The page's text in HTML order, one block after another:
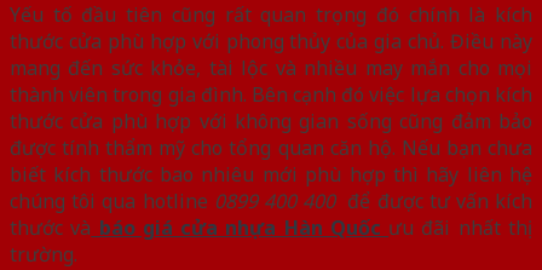
Yếu tố đầu tiên cũng rất quan trọng đó chính là kích
thước cửa phù hợp với phong thủy của gia chủ. Điều này
mang đến sức khỏe, tài lộc và nhiều may mắn cho mọi
thành viên trong gia đình. Bên cạnh đó việc lựa chọn kích
thước cửa phù hợp với không gian sống cũng đảm bảo
được tính thẩm mỹ cho tổng quan căn hộ. Nếu bạn chưa
biết kích thước bao nhiêu mới phù hợp thì hãy liên hệ
chúng tôi qua hotline 0899 400 400 để được tư vấn kích
thước và báo giá cửa nhựa Hàn Quốc ưu đãi nhất thị
trường.